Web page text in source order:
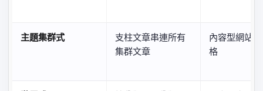
主題集群式
支柱文章串連所有
集群文章
內容型網站
格